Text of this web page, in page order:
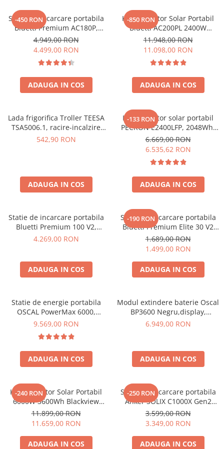
Acumulatori de stocare
Componente sisteme de balcon
-450 RON
Statie de incarcare portabila
Bluetti Premium AC180P,
Ecran LCD, 1800W, 1440Wh,
LiFePO4, Putere varf 2700W
4.949,00 RON
4.499,00 RON
ADAUGA IN COS
-850 RON
Kit Generator Solar Portabil
Bluetti AC200PL 2400W
2304Wh cu panou 350W
11.948,00 RON
11.098,00 RON
ADAUGA IN COS
Lada frigorifica Troller TEESA
TSA5006.1, racire-incalzire
35L, alimentare bricheta auto
542,90 RON
ADAUGA IN COS
-133 RON
Kit generator solar portabil
PECRON E2400LFP, 2048Wh,
2400W, 230V, Incarcare super
rapida, LiFePO4, Controler
MPPT dublu, Protectie BMS +
Panou solar 200W
6.669,00 RON
6.535,62 RON
ADAUGA IN COS
Statie de incarcare portabila
Bluetti Premium 100 V2,
1800W 1024Wh, Ecran LCD,
4.269,00 RON
ADAUGA IN COS
-190 RON
Statie de incarcare portabila
Bluetti Premium Elite 30 V2
600W 320Wh
1.689,00 RON
1.499,00 RON
ADAUGA IN COS
Statie de energie portabila
OSCAL PowerMax 6000,
6000W (9000W varf), baterie
rapida in 1.96h, 14 porturi,
USB-C 100W, control
inteligent la distanta,
functionalitate UPS
9.569,00 RON
ADAUGA IN COS
Modul extindere baterie Oscal
BP3600 Negru,display,
compatibil cu Oscal
6.949,00 RON
ADAUGA IN COS
-240 RON
Kit Generator Solar Portabil
6000W 3600Wh Blackview
OSCAL PowerMax 6000 +
panou solar 400W
11.899,00 RON
11.659,00 RON
ADAUGA IN COS
-250 RON
Statie de incarcare portabila
Anker SOLIX C1000X Gen2
2000W 1024Wh
3.599,00 RON
3.349,00 RON
ADAUGA IN COS